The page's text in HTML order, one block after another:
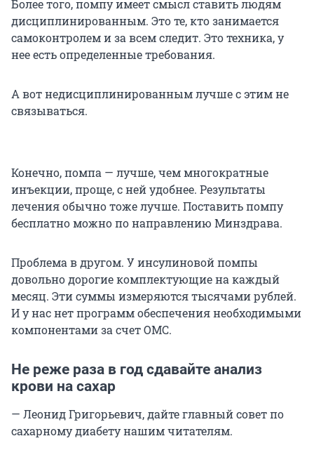
Более того, помпу имеет смысл ставить людям
дисциплинированным. Это те, кто занимается
самоконтролем и за всем следит. Это техника, у
нее есть определенные требования.
А вот недисциплинированным лучше с этим не
связываться.
Конечно, помпа — лучше, чем многократные
инъекции, проще, с ней удобнее. Результаты
лечения обычно тоже лучше. Поставить помпу
бесплатно можно по направлению Минздрава.
Проблема в другом. У инсулиновой помпы
довольно дорогие комплектующие на каждый
месяц. Эти суммы измеряются тысячами рублей.
И у нас нет программ обеспечения необходимыми
компонентами за счет ОМС.
Не реже раза в год сдавайте анализ
крови на сахар
— Леонид Григорьевич, дайте главный совет по
сахарному диабету нашим читателям.